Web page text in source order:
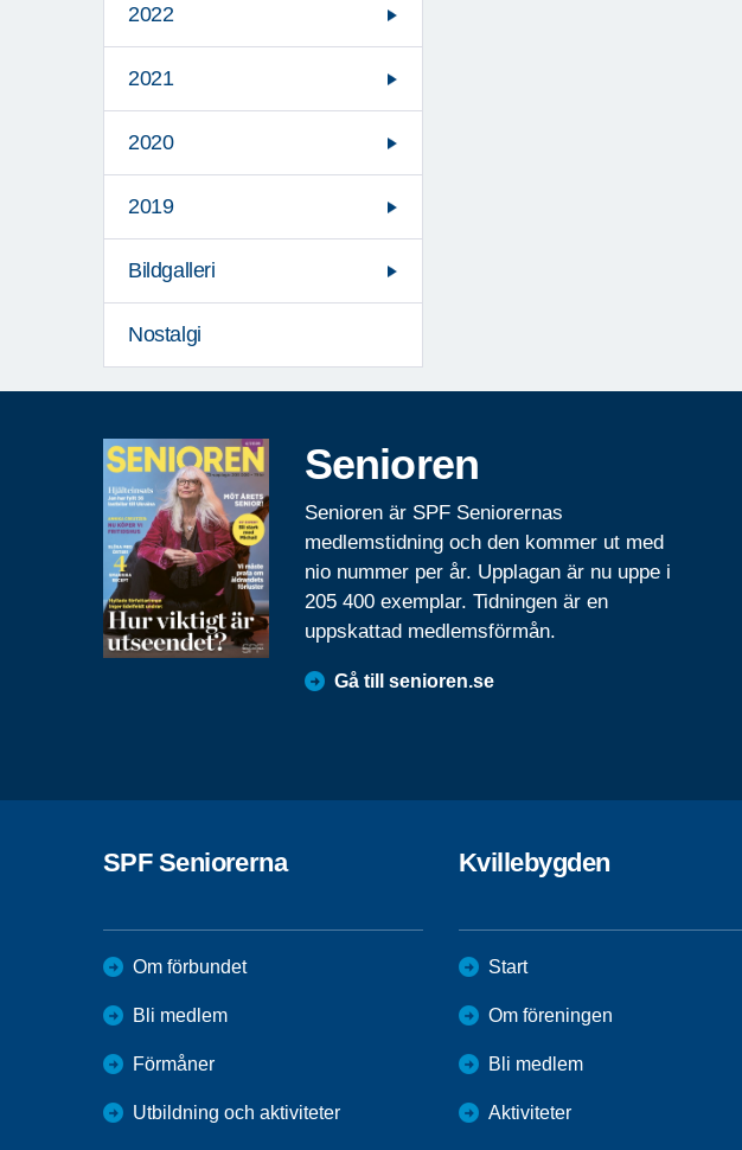
2022
2021
2020
2019
Bildgalleri
Nostalgi
Senioren
Senioren är SPF Seniorernas
medlemstidning och den kommer ut med
nio nummer per år. Upplagan är nu uppe i
205 400 exemplar. Tidningen är en
uppskattad medlemsförmån.
Gå till senioren.se
SPF Seniorerna
Om förbundet
Bli medlem
Förmåner
Utbildning och aktiviteter
Kvillebygden
Start
Om föreningen
Bli medlem
Aktiviteter